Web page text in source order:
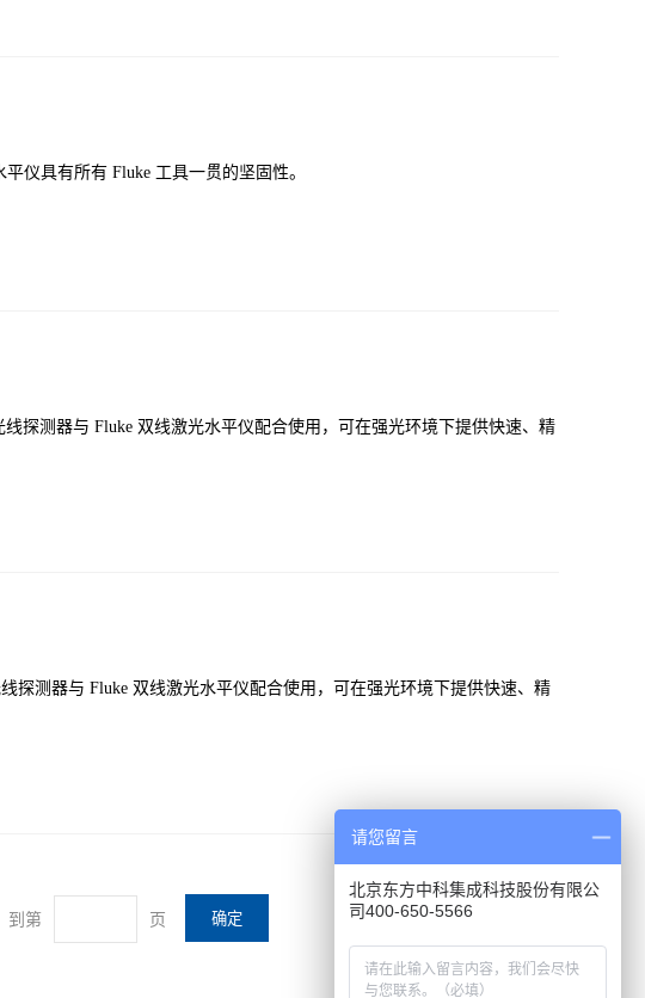
仪具有所有 Fluke 工具一贯的坚固性。
探测器与 Fluke 双线激光水平仪配合使用，可在强光环境下提供快速、精
探测器与 Fluke 双线激光水平仪配合使用，可在强光环境下提供快速、精
到第 页 确定
请您留言
北京东方中科集成科技股份有限公
司400-650-5566